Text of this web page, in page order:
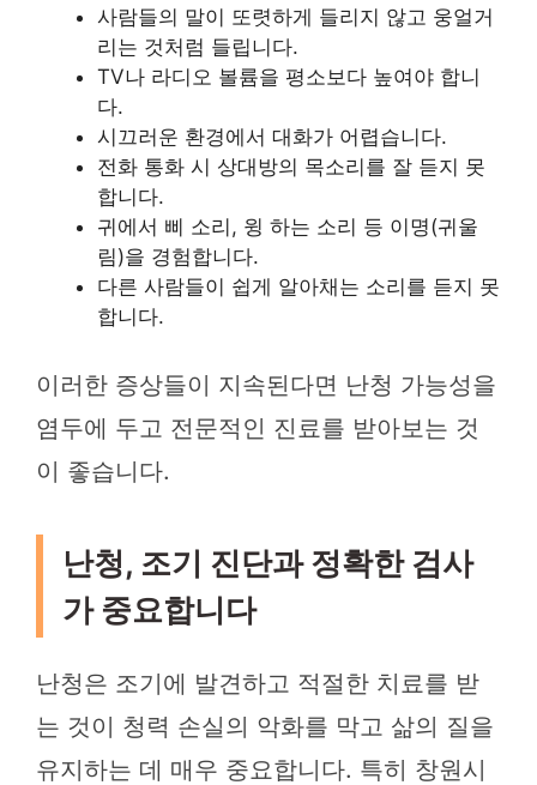
사람들의 말이 또렷하게 들리지 않고 웅얼거
리는 것처럼 들립니다.
TV나 라디오 볼륨을 평소보다 높여야 합니
다.
시끄러운 환경에서 대화가 어렵습니다.
전화 통화 시 상대방의 목소리를 잘 듣지 못
합니다.
귀에서 삐 소리, 윙 하는 소리 등 이명(귀울
림)을 경험합니다.
다른 사람들이 쉽게 알아채는 소리를 듣지 못
합니다.
이러한 증상들이 지속된다면 난청 가능성을
염두에 두고 전문적인 진료를 받아보는 것
이 좋습니다.
난청, 조기 진단과 정확한 검사
가 중요합니다
난청은 조기에 발견하고 적절한 치료를 받
는 것이 청력 손실의 악화를 막고 삶의 질을
유지하는 데 매우 중요합니다. 특히 창원시